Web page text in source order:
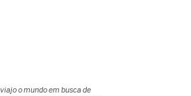
o mundo em busca de